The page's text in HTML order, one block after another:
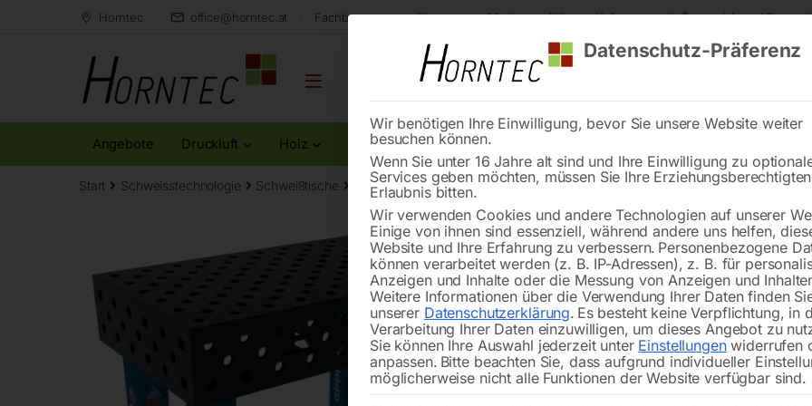
Horntec office@horntec.at Fachberatung aus Kärnten Markenqualität Lieferung nach Österreich und
Angebote Druckluft Holz Metall Reinigung
Start Schweisstechnologie Schweißtische Schweißtisch PRO auf Rädern 1000×600 mm 28-diag
🔍
Schweißtisch PRO
Datenschutz-Präferenz
Wir benötigen Ihre Einwilligung, bevor Sie unsere Website weiter
besuchen können.
Wenn Sie unter 16 Jahre alt sind und Ihre Einwilligung zu
Services geben möchten, müssen Sie Ihre
Erlaubnis bitten.
Wir verwenden Cookies und andere Technologien auf unserer
Einige von ihnen sind essenziell, während andere uns helfen,
Website und Ihre Erfahrung zu verbessern. Personenbezogene
können verarbeitet werden (z. B. IP-Adressen), z. B. für
Anzeigen und Inhalte oder die Messung von Anzeigen und
Weitere Informationen über die Verwendung Ihrer Daten finden
unserer Datenschutzerklärung. Es besteht keine Verpflichtung, in
Verarbeitung Ihrer Daten einzuwilligen, um dieses Angebot zu
Sie können Ihre Auswahl jederzeit unter Einstellungenwiderrufen
anpassen. Bitte beachten Sie, dass aufgrund individueller
möglicherweise nicht alle Funktionen der Website verfügbar sind.